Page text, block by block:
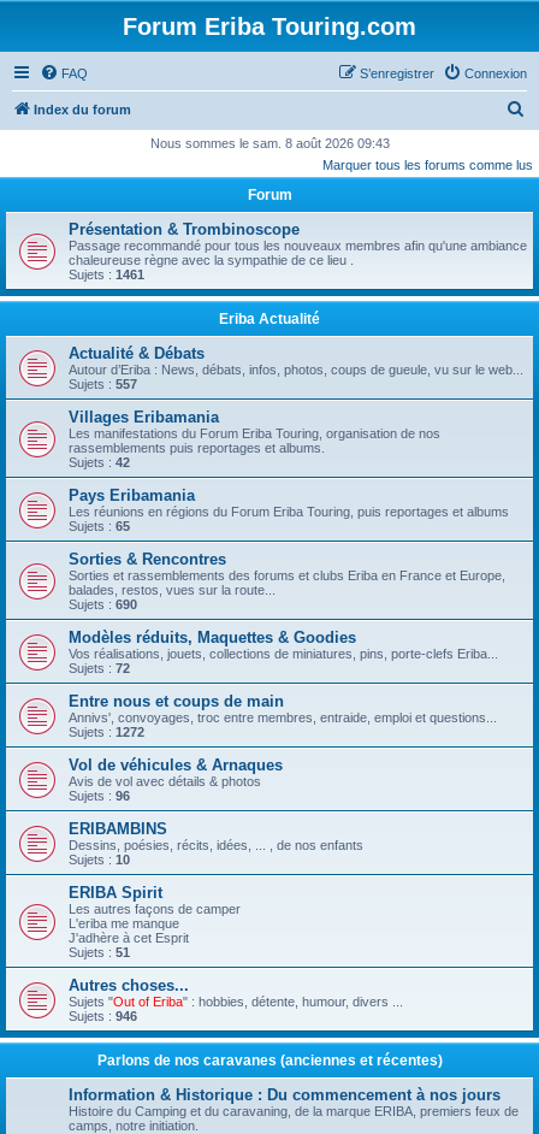
Forum Eriba Touring.com
FAQ Connexion
S’enregistrer
Index du forum
c
r
e
Nous sommes le sam. 8 août 2026 09:43
Marquer tous les forums comme lus
Forum
Présentation & Trombinoscope
Passage recommandé pour tous les nouveaux membres afin qu'une ambiance
chaleureuse règne avec la sympathie de ce lieu .
Sujets : 1461
Eriba Actualité
Actualité & Débats
Autour d’Eriba : News, débats, infos, photos, coups de gueule, vu sur le web...
Sujets : 557
Villages Eribamania
Les manifestations du Forum Eriba Touring, organisation de nos
rassemblements puis reportages et albums.
Sujets : 42
Pays Eribamania
Les réunions en régions du Forum Eriba Touring, puis reportages et albums
Sujets : 65
Sorties & Rencontres
Sorties et rassemblements des forums et clubs Eriba en France et Europe,
balades, restos, vues sur la route...
Sujets : 690
Modèles réduits, Maquettes & Goodies
Vos réalisations, jouets, collections de miniatures, pins, porte-clefs Eriba...
Sujets : 72
Entre nous et coups de main
Annivs', convoyages, troc entre membres, entraide, emploi et questions...
Sujets : 1272
Vol de véhicules & Arnaques
Avis de vol avec détails & photos
Sujets : 96
ERIBAMBINS
Dessins, poésies, récits, idées, ... , de nos enfants
Sujets : 10
ERIBA Spirit
Les autres façons de camper
L'eriba me manque
J'adhère à cet Esprit
Sujets : 51
Autres choses...
Sujets "Out of Eriba" : hobbies, détente, humour, divers ...
Sujets : 946
Parlons de nos caravanes (anciennes et récentes)
Information & Historique : Du commencement à nos jours
Histoire du Camping et du caravaning, de la marque ERIBA, premiers feux de
camps, notre initiation.